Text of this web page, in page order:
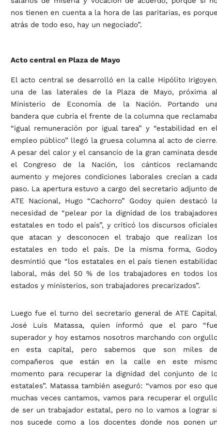
nos tienen en cuenta a la hora de las paritarias, es
atrás de todo eso, hay un negociado”.
Acto central en Plaza de Mayo
El acto central se desarrolló en la calle Hipólito
una de las laterales de la Plaza de Mayo, próxima
Ministerio de Economía de la Nación. Portando
bandera que cubría el frente de la columna que
“igual remuneración por igual tarea” y “estabilidad en
empleo público” llegó la gruesa columna al acto de
A pesar del calor y el cansancio de la gran caminata
el Congreso de la Nación, los cánticos
aumento y mejores condiciones laborales crecían a
paso. La apertura estuvo a cargo del secretario adjunto
ATE Nacional, Hugo “Cachorro” Godoy quien destacó
necesidad de “pelear por la dignidad de los
estatales en todo el país”, y criticó los discursos
que atacan y desconocen el trabajo que realizan
estatales en todo el país. De la misma forma,
desmintió que “los estatales en el país tienen
laboral, más del 50 % de los trabajadores en todos
estados y ministerios, son trabajadores precarizados”.
Luego fue el turno del secretario general de ATE
José Luis Matassa, quien informó que el paro
superador y hoy estamos nosotros marchando con
en esta capital, pero sabemos que son miles
compañeros que están en la calle en este
momento para recuperar la dignidad del conjunto de
estatales”. Matassa también aseguró: “vamos por eso
muchas veces cantamos, vamos para recuperar el
de ser un trabajador estatal, pero no lo vamos a lograr
nos sucede como a los docentes donde nos ponen